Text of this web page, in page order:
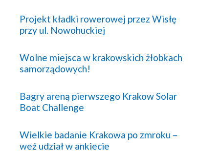
Projekt kładki rowerowej przez Wisłę
przy ul. Nowohuckiej
Wolne miejsca w krakowskich żłobkach
samorządowych!
Bagry areną pierwszego Krakow Solar
Boat Challenge
Wielkie badanie Krakowa po zmroku –
weź udział w ankiecie